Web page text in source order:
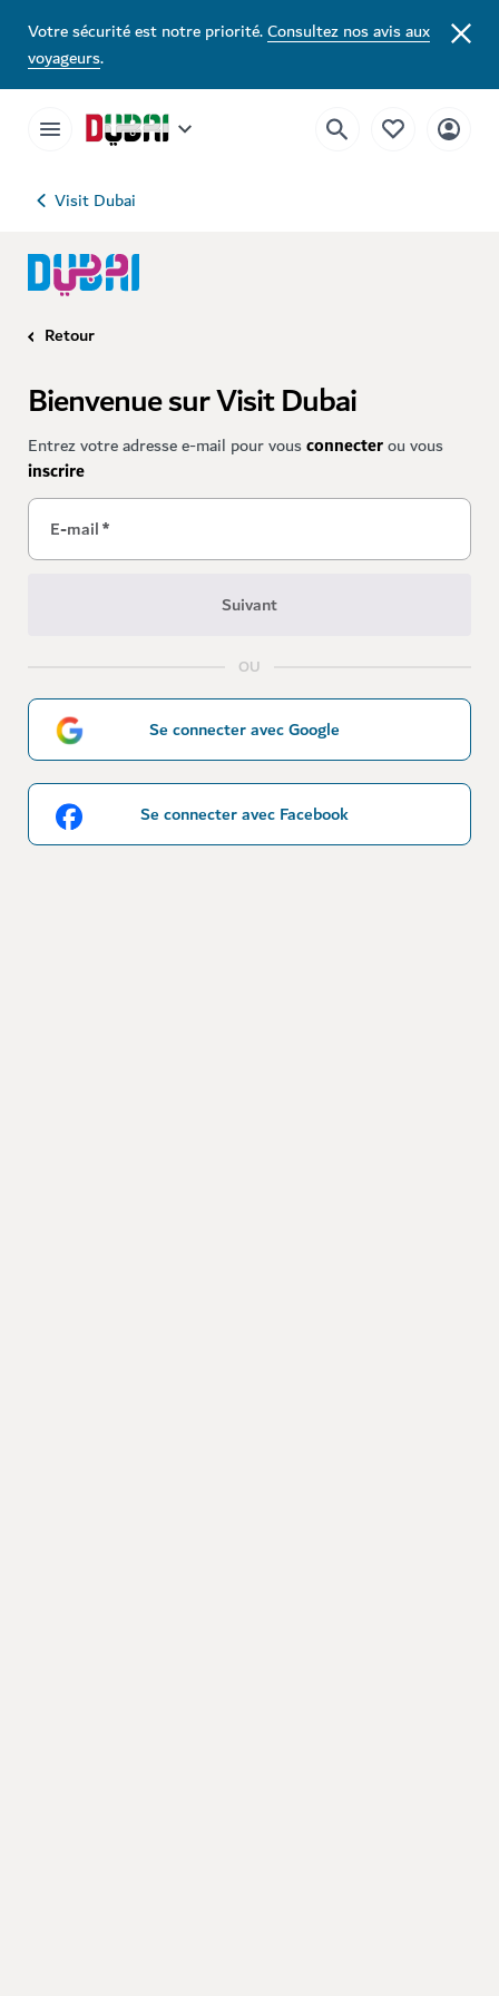
Votre sécurité est notre priorité.Consultez nos avis aux
voyageurs.
Visit Dubai
Retour
Bienvenue sur Visit Dubai
Entrez votre adresse e-mail pour vousconnecterou vous
inscrire
E-mail*
Suivant
OU
Se connecter avec Google
Se connecter avec Facebook